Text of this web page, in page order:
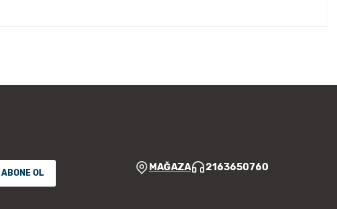
ABONE OL
MAĞAZA 2163650760